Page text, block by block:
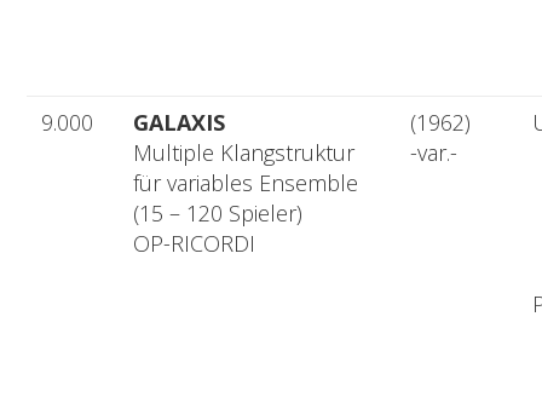
9.000
GALAXIS
Multiple Klangstruktur
für variables Ensemble
(15 – 120 Spieler)
OP-RICORDI
(1962)
-var.-